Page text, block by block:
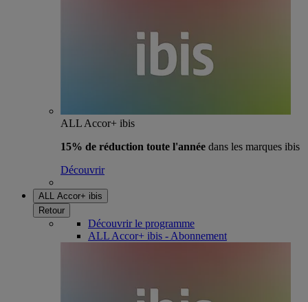
ALL Accor+ ibis
15% de réduction toute l'année dans les marques ibis
Découvrir
ALL Accor+ ibis
Retour
Découvrir le programme
ALL Accor+ ibis - Abonnement